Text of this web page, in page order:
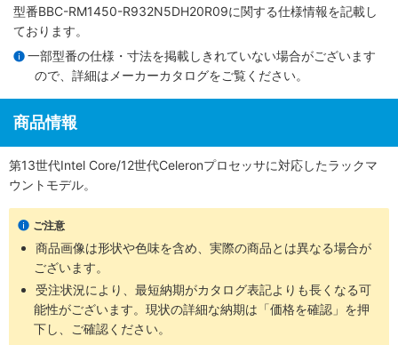
型番BBC-RM1450-R932N5DH20R09に関する仕様情報を記載し
ております。
一部型番の仕様・寸法を掲載しきれていない場合がございます
ので、詳細は メーカーカタログをご覧ください。
商品情報
第13世代Intel Core/12世代Celeronプロセッサに対応したラックマ
ウントモデル。
ご注意
商品画像は形状や色味を含め、実際の商品とは異なる場合が
ございます。
受注状況により、最短納期がカタログ表記よりも長くなる可
能性がございます。現状の詳細な納期は「価格を確認」を押
下し、ご確認ください。